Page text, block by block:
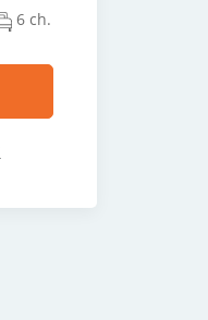
6 ch.